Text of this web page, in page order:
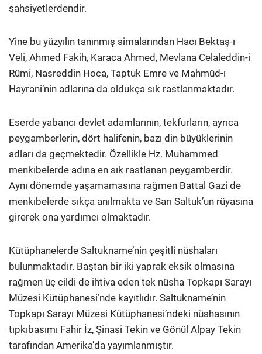
şahsiyetlerdendir.
Yine bu yüzyılın tanınmış simalarından Hacı Bektaş-ı
Veli, Ahmed Fakih, Karaca Ahmed, Mevlana Celaleddin-i
Rûmi, Nasreddin Hoca, Taptuk Emre ve Mahmûd-ı
Hayrani’nin adlarına da oldukça sık rastlanmaktadır.
Eserde yabancı devlet adamlarının, tekfurların, ayrıca
peygamberlerin, dört halifenin, bazı din büyüklerinin
adları da geçmektedir. Özellikle Hz. Muhammed
menkıbelerde adına en sık rastlanan peygamberdir.
Aynı dönemde yaşamamasına rağmen Battal Gazi de
menkıbelerde sıkça anılmakta ve Sarı Saltuk’un rüyasına
girerek ona yardımcı olmaktadır.
Kütüphanelerde Saltukname’nin çeşitli nüshaları
bulunmaktadır. Baştan bir iki yaprak eksik olmasına
rağmen üç cildi de ihtiva eden tek nüsha Topkapı Sarayı
Müzesi Kütüphanesi’nde kayıtlıdır. Saltukname’nin
Topkapı Sarayı Müzesi Kütüphanesi’ndeki nüshasının
tıpkıbasımı Fahir İz, Şinasi Tekin ve Gönül Alpay Tekin
tarafından Amerika’da yayımlanmıştır.